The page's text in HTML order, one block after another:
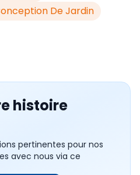
De Jardin
histoire
pertinentes pour nos
avec nous via ce